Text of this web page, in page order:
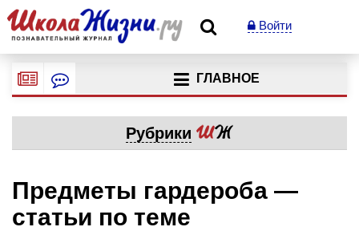
Войти
ГЛАВНОЕ
Рубрики
Предметы гардероба —
статьи по теме